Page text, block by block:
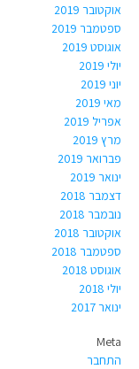
אוקטובר 2019
ספטמבר 2019
אוגוסט 2019
יולי 2019
יוני 2019
מאי 2019
אפריל 2019
מרץ 2019
פברואר 2019
ינואר 2019
דצמבר 2018
נובמבר 2018
אוקטובר 2018
ספטמבר 2018
אוגוסט 2018
יולי 2018
ינואר 2017
Meta
התחבר